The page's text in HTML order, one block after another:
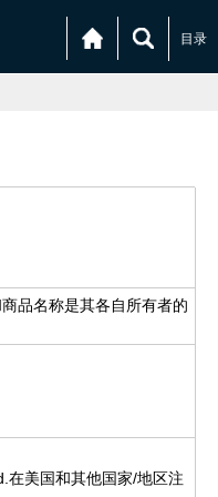
目录
品名称是其各自所有者的
美国和其他国家/地区注